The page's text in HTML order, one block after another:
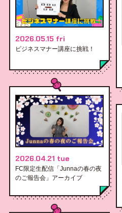
2026.05.15 fri
ビジネスマナー講座に挑戦！
2026.04.21 tue
FC限定生配信「Junnaの春の夜
のご報告会」アーカイブ